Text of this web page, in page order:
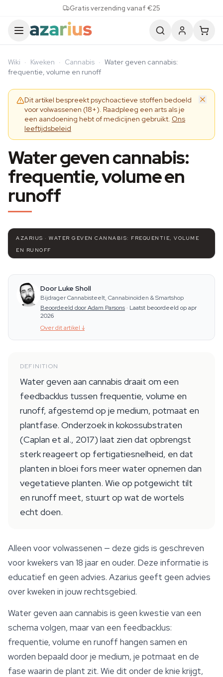
Gratis verzending vanaf €25
Wiki · Kweken · Cannabis · Water geven cannabis:
frequentie, volume en runoff
Dit artikel bespreekt psychoactieve stoffen bedoeld
voor volwassenen (18+). Raadpleeg een arts als je
een aandoening hebt of medicijnen gebruikt. Ons
leeftijdsbeleid
Water geven cannabis:
frequentie, volume en
runoff
AZARIUS · WATER GEVEN CANNABIS: FREQUENTIE, VOLUME
EN RUNOFF
Door Luke Sholl
Bijdrager Cannabisteelt, Cannabinoïden & Smartshop
Beoordeeld door Adam Parsons · Laatst beoordeeld op apr
2026
Over dit artikel ↓
DEFINITION
Water geven aan cannabis draait om een
feedbacklus tussen frequentie, volume en
runoff, afgestemd op je medium, potmaat en
plantfase. Onderzoek in kokossubstraten
(Caplan et al., 2017) laat zien dat opbrengst
sterk reageert op fertigatiesnelheid, en dat
planten in bloei fors meer water opnemen dan
vegetatieve planten. Wie op potgewicht tilt
en runoff meet, stuurt op wat de wortels
echt doen.
Alleen voor volwassenen — deze gids is geschreven
voor kwekers van 18 jaar en ouder. Deze informatie is
educatief en geen advies. Azarius geeft geen advies
over kweken in jouw rechtsgebied.
Water geven aan cannabis is geen kwestie van een
schema volgen, maar van een feedbacklus:
frequentie, volume en runoff hangen samen en
worden bepaald door je medium, je potmaat en de
fase waarin de plant zit. Wie dit onder de knie krijgt,